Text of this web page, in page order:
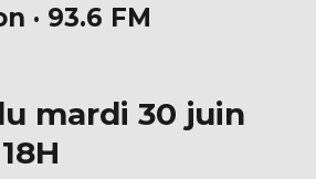
· 93.6 FM
mardi 30 juin